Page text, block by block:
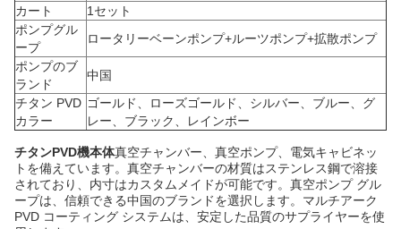
カート
1セット
ポンプグル
ープ
ロータリーベーンポンプ+ルーツポンプ+拡散ポンプ
ポンプのブ
ランド
中国
チタン PVD ​​
カラー
ゴールド、ローズゴールド、シルバー、ブルー、グ
レー、ブラック、レインボー
チタンPVD機本体真空チャンバー、真空ポンプ、電気キャビネッ
トを備えています。真空チャンバーの材質はステンレス鋼で溶接
されており、内寸はカスタムメイドが可能です。真空ポンプ グル
ープは、信頼できる中国のブランドを選択します。マルチアーク
PVD ​​コーティング システムは、安定した品質のサプライヤーを使